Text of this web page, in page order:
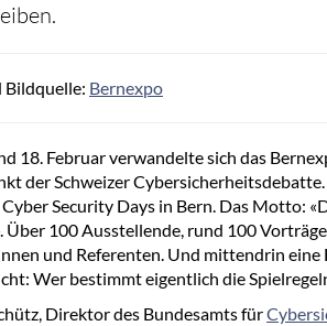
Bildquelle: Bernexpo
18. Februar verwandelte sich das
der Schweizer
Cyber Security Days in Bern. Das Motto:
Über 100 Ausstellende, rund 100
und Referenten. Und mittendrin eine
Wer bestimmt eigentlich die
Direktor des Bundesamts für